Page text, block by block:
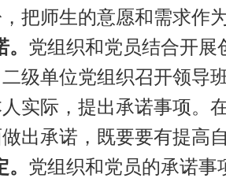
把师生的意愿和需求作
党组织和党员结合开
级单位党组织召开领导
实际，提出承诺事项。
出承诺，既要要有提高
党组织和党员的承诺